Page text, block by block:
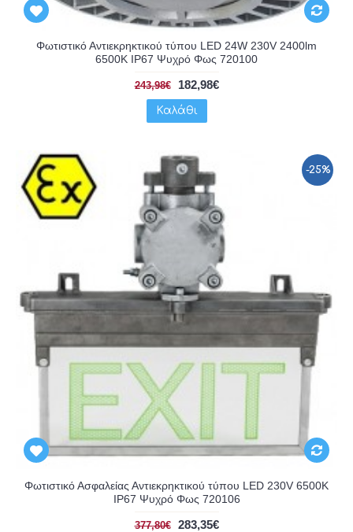
Φωτιστικό Αντιεκρηκτικού τύπου LED 24W 230V 2400lm
6500K IP67 Ψυχρό Φως 720100
243,98€ 182,98€
Καλάθι
-25%
Φωτιστικό Ασφαλείας Αντιεκρηκτικού τύπου LED 230V 6500K
IP67 Ψυχρό Φως 720106
377,80€ 283,35€